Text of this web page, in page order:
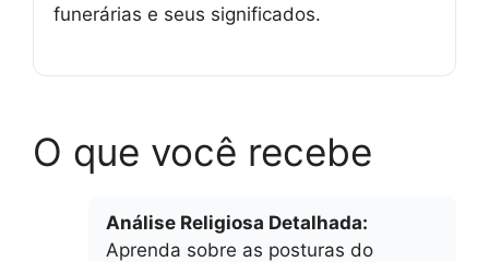
funerárias e seus significados.
O que você recebe
Análise Religiosa Detalhada:
Aprenda sobre as posturas do